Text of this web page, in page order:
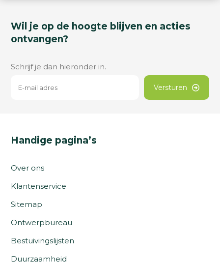
Wil je op de hoogte blijven en acties
ontvangen?
Schrijf je dan hieronder in.
Versturen
Handige pagina’s
Over ons
Klantenservice
Sitemap
Ontwerpbureau
Bestuivingslijsten
Duurzaamheid